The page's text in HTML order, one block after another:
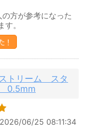
の方が参考になった
す。
！
トリーム スタ
0.5mm
2026/06/25 08:11:34